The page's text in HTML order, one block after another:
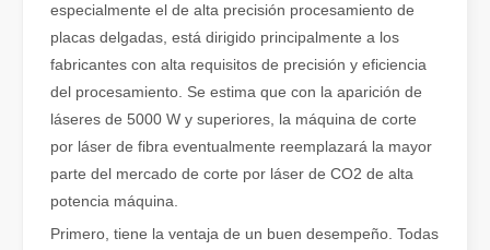
¿Qué es el corte por láser? La ciencia de la rebanada
¿Qué es el corte por láser? La ciencia del corte En esencia, el
especialmente el de alta precisión procesamiento de
placas delgadas, está dirigido principalmente a los
fabricantes con alta requisitos de precisión y eficiencia
del procesamiento. Se estima que con la aparición de
láseres de 5000 W y superiores, la máquina de corte
por láser de fibra eventualmente reemplazará la mayor
parte del mercado de corte por láser de CO2 de alta
potencia máquina.
Primero, tiene la ventaja de un buen desempeño. Todas